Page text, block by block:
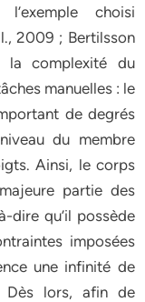
choisi
2009 ; Bertilsson
la complexité du
manuelles : le
de degrés
du membre
Ainsi, le corps
partie des
dire qu’il possède
imposées
une infinité de
Dès lors, afin de